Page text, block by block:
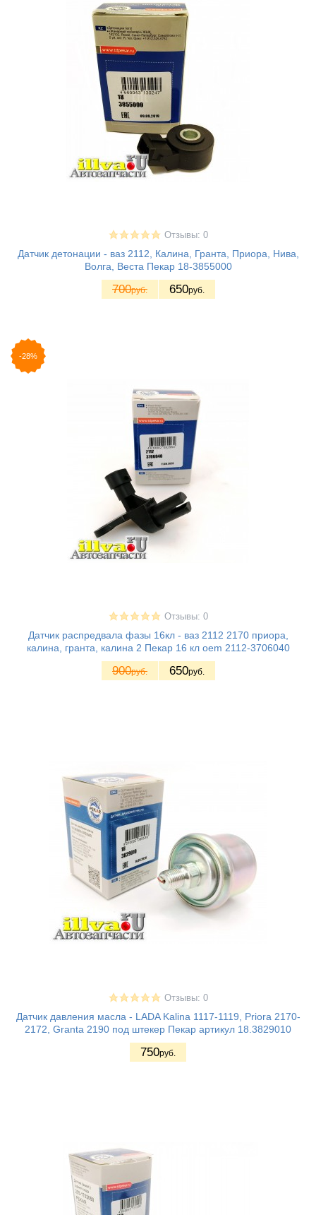
Отзывы: 0
Датчик детонации - ваз 2112, Калина, Гранта, Приора, Нива,
Волга, Веста Пекар 18-3855000
700руб. 650руб.
-28%
Отзывы: 0
Датчик распредвала фазы 16кл - ваз 2112 2170 приора,
калина, гранта, калина 2 Пекар 16 кл oem 2112-3706040
900руб. 650руб.
Отзывы: 0
Датчик давления масла - LADA Kalina 1117-1119, Priora 2170-
2172, Granta 2190 под штекер Пекар артикул 18.3829010
750руб.